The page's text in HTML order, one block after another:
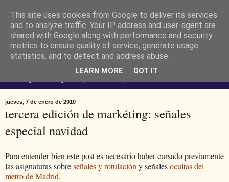
Ferendus K. Resimler -
personal
jueves, 7 de enero de 2010
tercera edición de markéting: señales
especial navidad
Para entender bien este post es necesario haber cursado previamente
las asignaturas sobreseñales y rotulación y señalesocultas del
metro de Madrid.
This site uses cookies from Google to deliver its services
and to analyze traffic. Your IP address and user-agent are
shared with Google along with performance and security
metrics to ensure quality of service, generate usage
statistics, and to detect and address abuse.
LEARN MORE GOT IT